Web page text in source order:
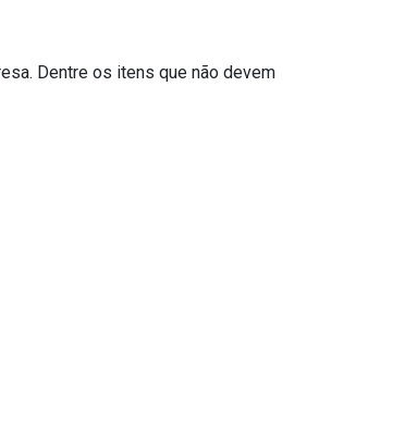
Dentre os itens que não devem